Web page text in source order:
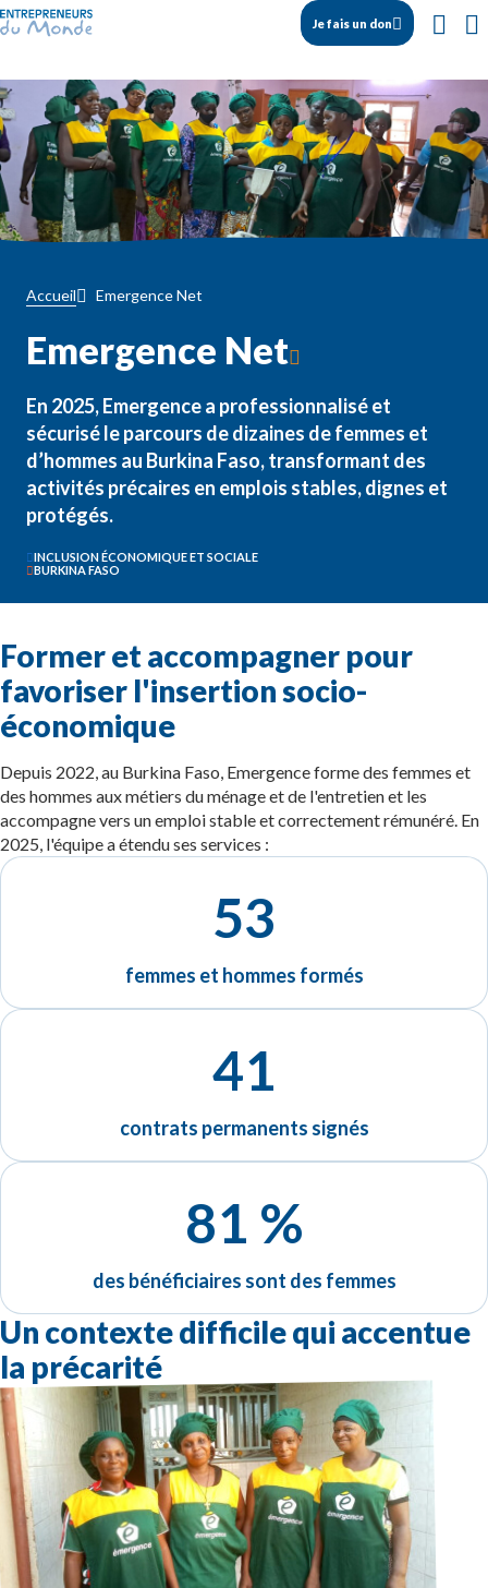
Je fais un don
Accueil Emergence Net
Emergence Net
En 2025, Emergence a professionnalisé et
sécurisé le parcours de dizaines de femmes et
d’hommes au Burkina Faso, transformant des
activités précaires en emplois stables, dignes et
protégés.
INCLUSION ÉCONOMIQUE ET SOCIALE
BURKINA FASO
Former et accompagner pour
favoriser l'insertion socio-
économique
Depuis 2022, au Burkina Faso, Emergence forme des femmes et
des hommes aux métiers du ménage et de l'entretien et les
accompagne vers un emploi stable et correctement rémunéré. En
2025, l'équipe a étendu ses services :
53
femmes et hommes formés
41
contrats permanents signés
81 %
des bénéficiaires sont des femmes
Un contexte difficile qui accentue
la précarité